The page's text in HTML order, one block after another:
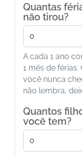
Quantas
não tirou?
A cada 1 ano
1 mês de
você nunca
não lembra,
Quantos
você tem?